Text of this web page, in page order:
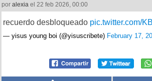
por alexia el 22 feb 2026, 00:00
recuerdo desbloqueado pic.twitter.com/
— yisus young boi (@yisuscribete) February 17,